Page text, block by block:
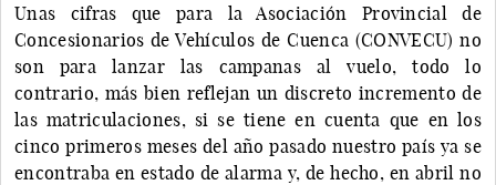
Unas cifras que para la Asociación Provincial de
Concesionarios de Vehículos de Cuenca (CONVECU) no
son para lanzar las campanas al vuelo, todo lo
contrario, más bien reflejan un discreto incremento de
las matriculaciones, si se tiene en cuenta que en los
cinco primeros meses del año pasado nuestro país ya se
encontraba en estado de alarma y, de hecho, en abril no